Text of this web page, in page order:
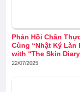
Phản Hồi Chân
Cùng “Nhật Ký Làn
with “The Skin
22/07/2025